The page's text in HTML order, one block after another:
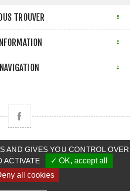
TROUVER
INFORMATION
NAVIGATION
BRETAGNE SUD. Tous droits
réservés.
by nopCommerce
AND GIVES YOU CONTROL OVER
ACTIVATE
✓ OK, accept all
all cookies